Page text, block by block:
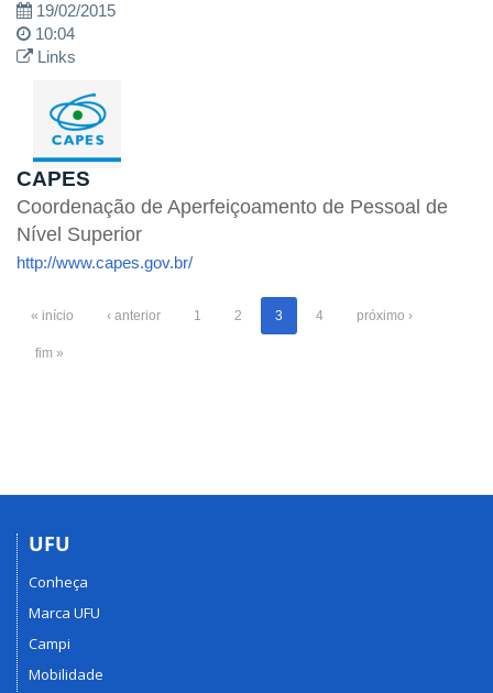
19/02/2015
10:04
Links
CAPES
Coordenação de Aperfeiçoamento de Pessoal de
Nível Superior
http://www.capes.gov.br/
« início ‹ anterior 1 2 3 4 próximo ›
fim »
UFU
Conheça
Marca UFU
Campi
Mobilidade